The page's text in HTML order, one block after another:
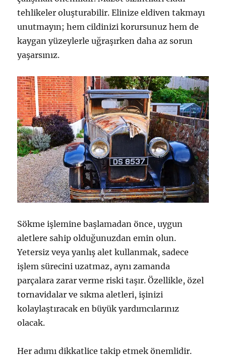
tehlikeler oluşturabilir. Elinize eldiven takmayı
unutmayın; hem cildinizi korursunuz hem de
kaygan yüzeylerle uğraşırken daha az sorun
yaşarsınız.
Sökme işlemine başlamadan önce, uygun
aletlere sahip olduğunuzdan emin olun.
Yetersiz veya yanlış alet kullanmak, sadece
işlem sürecini uzatmaz, aynı zamanda
parçalara zarar verme riski taşır. Özellikle, özel
tornavidalar ve sıkma aletleri, işinizi
kolaylaştıracak en büyük yardımcılarınız
olacak.
Her adımı dikkatlice takip etmek önemlidir.